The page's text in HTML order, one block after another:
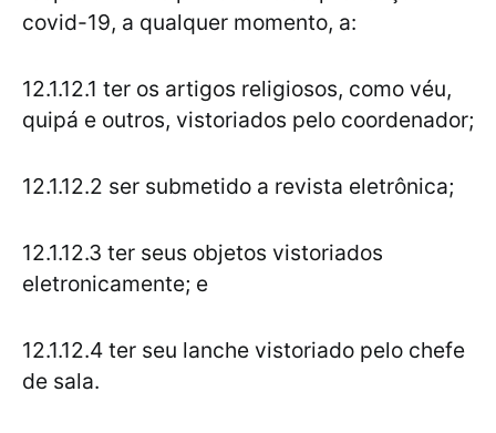
covid-19, a qualquer momento, a:
12.1.12.1 ter os artigos religiosos, como véu,
quipá e outros, vistoriados pelo coordenador;
12.1.12.2 ser submetido a revista eletrônica;
12.1.12.3 ter seus objetos vistoriados
eletronicamente; e
12.1.12.4 ter seu lanche vistoriado pelo chefe
de sala.